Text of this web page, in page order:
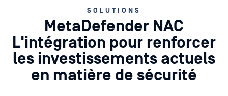
SOLUTIONS
MetaDefender NAC
L'intégration pour renforcer
les investissements actuels
en matière de sécurité